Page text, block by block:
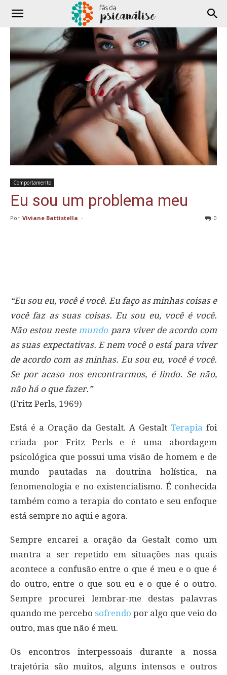
Comportamento
Eu sou um problema meu
Por Viviane Battistella - 0
“Eu sou eu, você é você. Eu faço as minhas coisas e
você faz as suas coisas. Eu sou eu, você é você.
Não estou neste mundopara viver de acordo com
as suas expectativas. E nem você o está para viver
de acordo com as minhas. Eu sou eu, você é você.
Se por acaso nos encontrarmos, é lindo. Se não,
não há o que fazer.”
(Fritz Perls, 1969)
Está é a Oração da Gestalt. A Gestalt Terapia foi
criada por Fritz Perls e é uma abordagem
psicológica que possui uma visão de homem e de
mundo pautadas na doutrina holística, na
fenomenologia e no existencialismo. É conhecida
também como a terapia do contato e seu enfoque
está sempre no aqui e agora.
Sempre encarei a oração da Gestalt como um
mantra a ser repetido em situações nas quais
acontece a confusão entre o que é meu e o que é
do outro, entre o que sou eu e o que é o outro.
Sempre procurei lembrar-me destas palavras
quando me percebo sofrendo por algo que veio do
outro, mas que não é meu.
Os encontros interpessoais durante a nossa
trajetória são muitos, alguns intensos e outros